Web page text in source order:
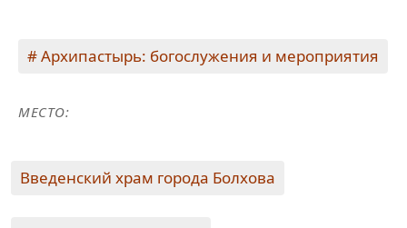
Архипастырь: богослужения и мероприятия
МЕСТО:
Введенский храм города Болхова